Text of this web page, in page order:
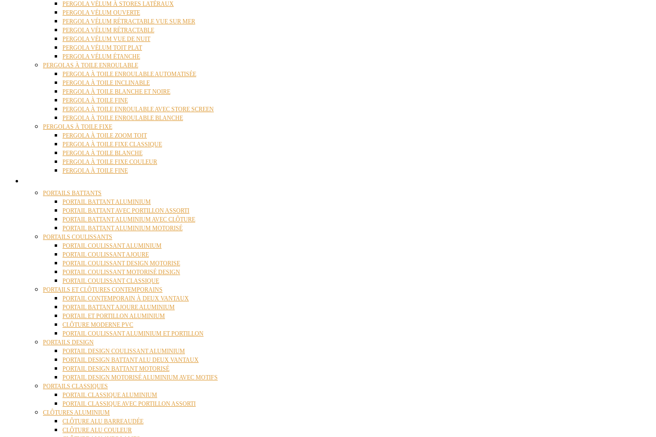
PERGOLA VÉLUM À STORES LATÉRAUX
PERGOLA VÉLUM OUVERTE
PERGOLA VÉLUM RÉTRACTABLE VUE SUR MER
PERGOLA VÉLUM RÉTRACTABLE
PERGOLA VÉLUM VUE DE NUIT
PERGOLA VÉLUM TOIT PLAT
PERGOLA VÉLUM ÉTANCHE
PERGOLAS À TOILE ENROULABLE
PERGOLA À TOILE ENROULABLE AUTOMATISÉE
PERGOLA À TOILE INCLINABLE
PERGOLA À TOILE BLANCHE ET NOIRE
PERGOLA À TOILE FINE
PERGOLA À TOILE ENROULABLE AVEC STORE SCREEN
PERGOLA À TOILE ENROULABLE BLANCHE
PERGOLAS À TOILE FIXE
PERGOLA À TOILE ZOOM TOIT
PERGOLA À TOILE FIXE CLASSIQUE
PERGOLA À TOILE BLANCHE
PERGOLA À TOILE FIXE COULEUR
PERGOLA À TOILE FINE
PORTAILS BATTANTS
PORTAIL BATTANT ALUMINIUM
PORTAIL BATTANT AVEC PORTILLON ASSORTI
PORTAIL BATTANT ALUMINIUM AVEC CLÔTURE
PORTAIL BATTANT ALUMINIUM MOTORISÉ
PORTAILS COULISSANTS
PORTAIL COULISSANT ALUMINIUM
PORTAIL COULISSANT AJOURE
PORTAIL COULISSANT DESIGN MOTORISE
PORTAIL COULISSANT MOTORISÉ DESIGN
PORTAIL COULISSANT CLASSIQUE
PORTAILS ET CLÔTURES CONTEMPORAINS
PORTAIL CONTEMPORAIN À DEUX VANTAUX
PORTAIL BATTANT AJOURE ALUMINIUM
PORTAIL ET PORTILLON ALUMINIUM
CLÔTURE MODERNE PVC
PORTAIL COULISSANT ALUMINIUM ET PORTILLON
PORTAILS DESIGN
PORTAIL DESIGN COULISSANT ALUMINIUM
PORTAIL DESIGN BATTANT ALU DEUX VANTAUX
PORTAIL DESIGN BATTANT MOTORISÉ
PORTAIL DESIGN MOTORISÉ ALUMINIUM AVEC MOTIFS
PORTAILS CLASSIQUES
PORTAIL CLASSIQUE ALUMINIUM
PORTAIL CLASSIQUE AVEC PORTILLON ASSORTI
CLÔTURES ALUMINIUM
CLÔTURE ALU BARREAUDÉE
CLÔTURE ALU COULEUR